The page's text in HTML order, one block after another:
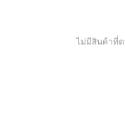
ไม่มีสินค้าที่ต